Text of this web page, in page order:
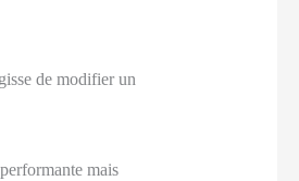
de modifier un
mais